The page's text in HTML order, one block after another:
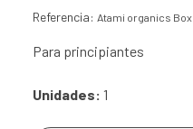
Referencia: Atami organics Box
Para principiantes
Unidades: 1